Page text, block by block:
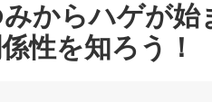
からハゲが始
性を知ろう！